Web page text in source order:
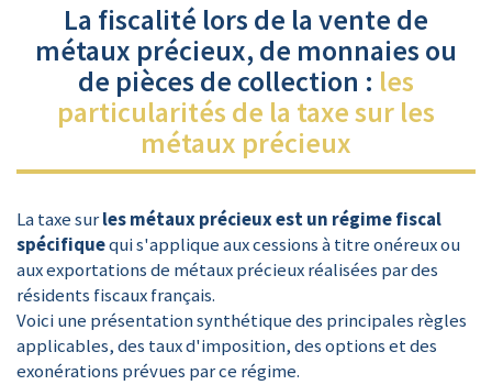
La fiscalité lors de la vente de
métaux précieux, de monnaies ou
de pièces de collection : les
particularités de la taxe sur les
métaux précieux
La taxe surles métaux précieux est un régime fiscal
spécifiquequi s'applique aux cessions à titre onéreux ou
aux exportations de métaux précieux réalisées par des
résidents fiscaux français.
Voici une présentation synthétique des principales règles
applicables, des taux d'imposition, des options et des
exonérations prévues par ce régime.